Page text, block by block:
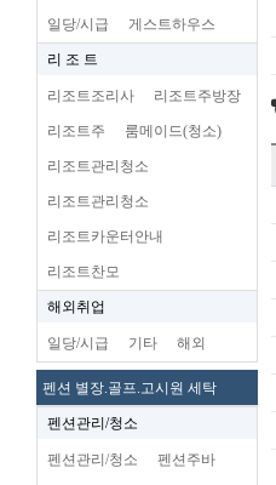
일당/시급 게스트하우스
리 조 트
리조트조리사 리조트주방장
리조트주 룸메이드(청소)
리조트관리청소
리조트관리청소
리조트카운터안내
리조트찬모
해외취업
일당/시급 기타 해외
펜션 별장.골프.고시원 세탁
펜션관리/청소
펜션관리/청소 펜션주바